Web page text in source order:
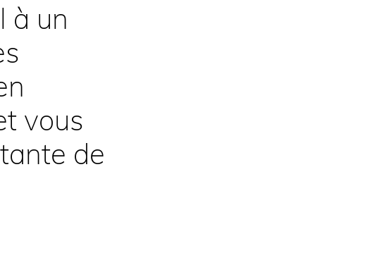
à un
vous
de